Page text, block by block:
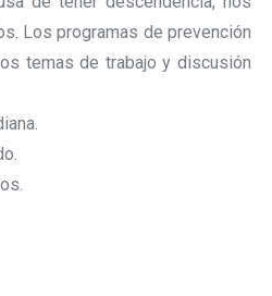
Los programas de prevención
temas de trabajo y discusión